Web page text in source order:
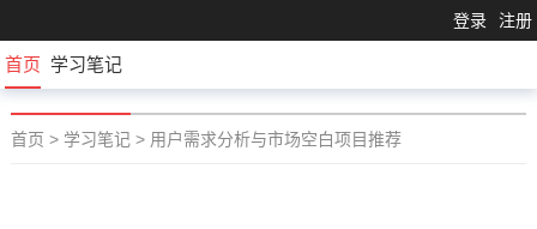
登录 注册
首页 学习笔记
首页 > 学习笔记 > 用户需求分析与市场空白项目推荐